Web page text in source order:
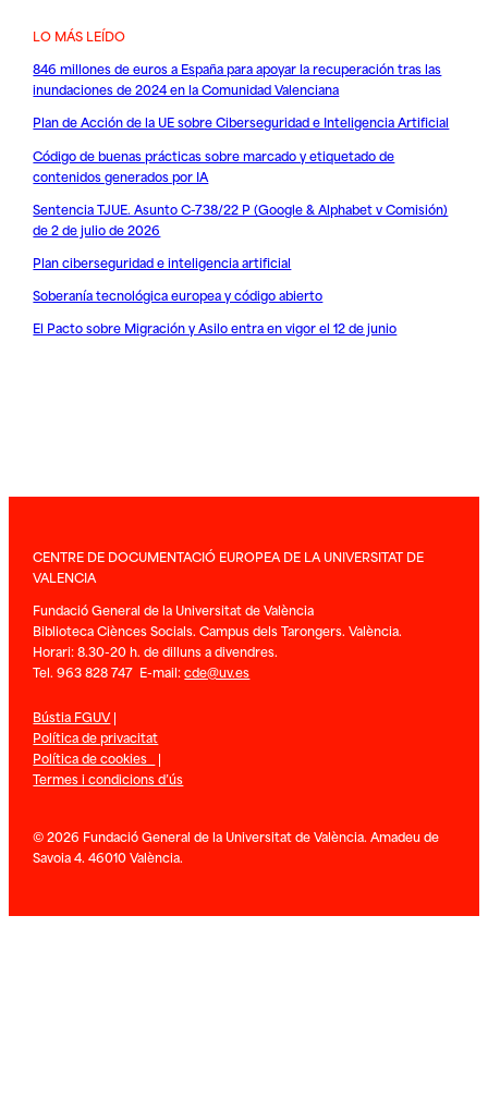
LO MÁS LEÍDO
846 millones de euros a España para apoyar la recuperación tras las
inundaciones de 2024 en la Comunidad Valenciana
Plan de Acción de la UE sobre Ciberseguridad e Inteligencia Artificial
Código de buenas prácticas sobre marcado y etiquetado de
contenidos generados por IA
Sentencia TJUE. Asunto C-738/22 P (Google & Alphabet v Comisión)
de 2 de julio de 2026
Plan ciberseguridad e inteligencia artificial
Soberanía tecnológica europea y código abierto
El Pacto sobre Migración y Asilo entra en vigor el 12 de junio
CENTRE DE DOCUMENTACIÓ EUROPEA DE LA UNIVERSITAT DE
VALENCIA
Fundació General de la Universitat de València
Biblioteca Ciènces Socials. Campus dels Tarongers. València.
Horari: 8.30-20 h. de dilluns a divendres.
Tel. 963 828 747 E-mail:cde@uv.es
Bústia FGUV|
Política de privacitat
Política de cookies |
Termes i condicions d’ús
© 2026 Fundació General de la Universitat de València. Amadeu de
Savoia 4. 46010 València.